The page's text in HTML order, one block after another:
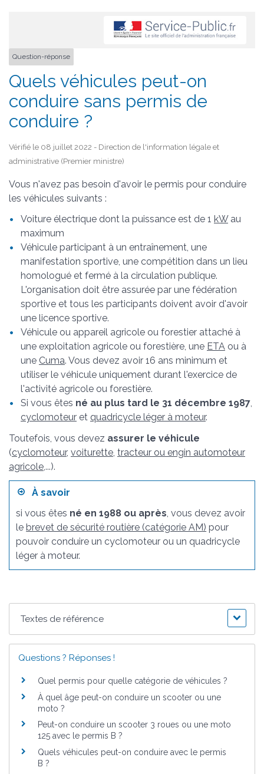
Question-réponse
Quels véhicules peut-on
conduire sans permis de
conduire ?
Vérifié le 08 juillet 2022 - Direction de l'information légale et
administrative (Premier ministre)
Vous n'avez pas besoin d'avoir le permis pour conduire
les véhicules suivants :
Voiture électrique dont la puissance est de 1 kWau
maximum
Véhicule participant à un entraînement, une
manifestation sportive, une compétition dans un lieu
homologué et fermé à la circulation publique.
L'organisation doit être assurée par une fédération
sportive et tous les participants doivent avoir d'avoir
une licence sportive.
Véhicule ou appareil agricole ou forestier attaché à
une exploitation agricole ou forestière, une ETA ou à
une Cuma. Vous devez avoir 16 ans minimum et
utiliser le véhicule uniquement durant l'exercice de
l'activité agricole ou forestière.
Si vous êtes né au plus tard le 31 décembre 1987
cyclomoteur et quadricycle léger à moteur.
Toutefois, vous devez assurer le véhicule
(cyclomoteur, voiturette tracteur ou engin automoteur
agricole ,...).
À savoir
si vous êtes né en 1988 ou après, vous devez avoir
lebrevet de sécurité routière (catégorie AM) pour
pouvoir conduire un cyclomoteur ou un quadricycle
léger à moteur.
Textes de référence
Questions ? Réponses !
Quel permis pour quelle catégorie de véhicules ?
À quel âge peut-on conduire un scooter ou une
moto ?
Peut-on conduire un scooter 3 roues ou une moto
125 avec le permis B ?
Quels véhicules peut-on conduire avec le permis
B ?